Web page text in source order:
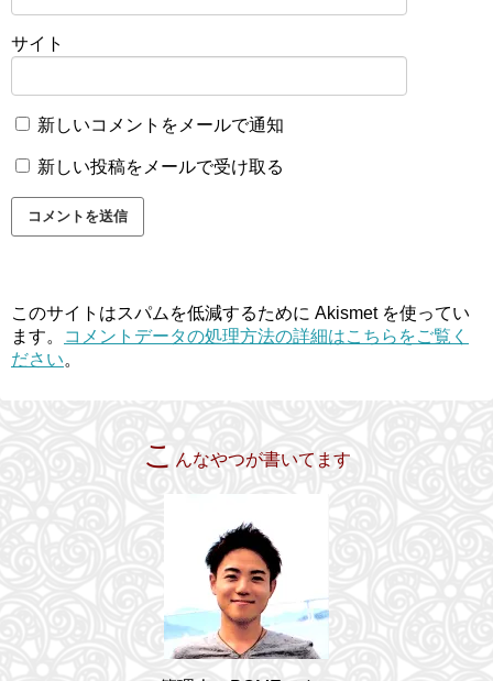
サイト
新しいコメントをメールで通知
新しい投稿をメールで受け取る
このサイトはスパムを低減するために Akismet を使ってい
ます。
コメントデータの処理方法の詳細はこちらをご覧く
ださい。
こ んなやつが書いてます